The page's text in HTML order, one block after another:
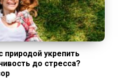
природой укрепить
до стресса?